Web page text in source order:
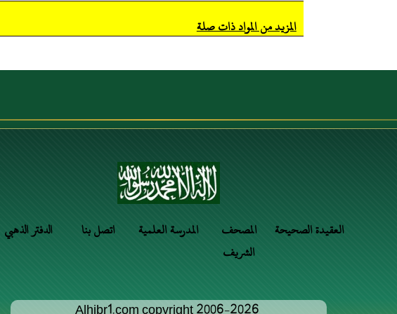
المزيد من المواد ذات صلة
الدفتر الذهبي اتصل بنا المدرسة العلمية
المصحف
الشريف
العقيدة الصحيحة